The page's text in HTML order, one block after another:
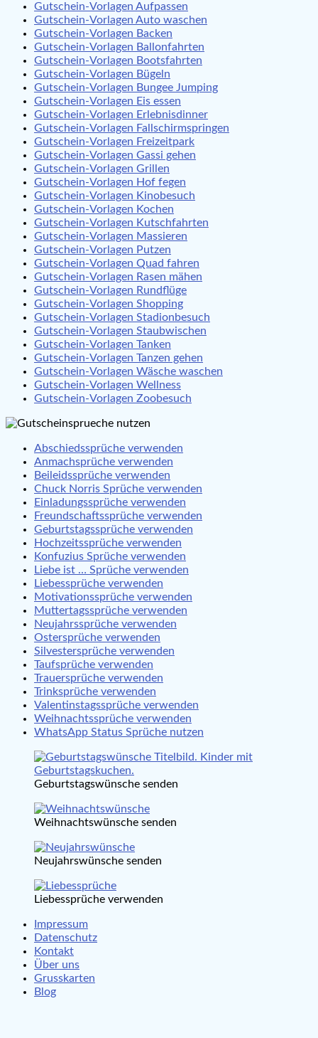
Gutschein-Vorlagen Aufpassen
Gutschein-Vorlagen Auto waschen
Gutschein-Vorlagen Backen
Gutschein-Vorlagen Ballonfahrten
Gutschein-Vorlagen Bootsfahrten
Gutschein-Vorlagen Bügeln
Gutschein-Vorlagen Bungee Jumping
Gutschein-Vorlagen Eis essen
Gutschein-Vorlagen Erlebnisdinner
Gutschein-Vorlagen Fallschirmspringen
Gutschein-Vorlagen Freizeitpark
Gutschein-Vorlagen Gassi gehen
Gutschein-Vorlagen Grillen
Gutschein-Vorlagen Hof fegen
Gutschein-Vorlagen Kinobesuch
Gutschein-Vorlagen Kochen
Gutschein-Vorlagen Kutschfahrten
Gutschein-Vorlagen Massieren
Gutschein-Vorlagen Putzen
Gutschein-Vorlagen Quad fahren
Gutschein-Vorlagen Rasen mähen
Gutschein-Vorlagen Rundflüge
Gutschein-Vorlagen Shopping
Gutschein-Vorlagen Stadionbesuch
Gutschein-Vorlagen Staubwischen
Gutschein-Vorlagen Tanken
Gutschein-Vorlagen Tanzen gehen
Gutschein-Vorlagen Wäsche waschen
Gutschein-Vorlagen Wellness
Gutschein-Vorlagen Zoobesuch
Abschiedssprüche verwenden
Anmachsprüche verwenden
Beileidssprüche verwenden
Chuck Norris Sprüche verwenden
Einladungssprüche verwenden
Freundschaftssprüche verwenden
Geburtstagssprüche verwenden
Hochzeitssprüche verwenden
Konfuzius Sprüche verwenden
Liebe ist … Sprüche verwenden
Liebessprüche verwenden
Motivationssprüche verwenden
Muttertagssprüche verwenden
Neujahrssprüche verwenden
Ostersprüche verwenden
Silvestersprüche verwenden
Taufsprüche verwenden
Trauersprüche verwenden
Trinksprüche verwenden
Valentinstagssprüche verwenden
Weihnachtssprüche verwenden
WhatsApp Status Sprüche nutzen
Geburtstagswünsche senden
Weihnachtswünsche senden
Neujahrswünsche senden
Liebessprüche verwenden
Impressum
Datenschutz
Kontakt
Über uns
Grusskarten
Blog